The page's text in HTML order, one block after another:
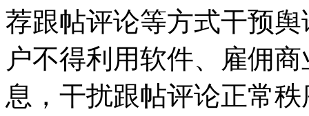
荐跟帖评论等方式干预
户不得利用软件、雇佣
息，干扰跟帖评论正常